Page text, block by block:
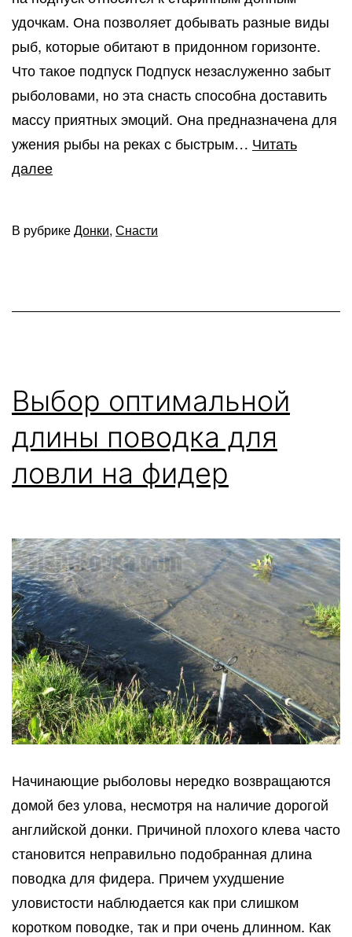
удочкам. Она позволяет добывать разные виды
рыб, которые обитают в придонном горизонте.
Что такое подпуск Подпуск незаслуженно забыт
рыболовами, но эта снасть способна доставить
массу приятных эмоций. Она предназначена для
ужения рыбы на реках с быстрым… Читать
далееЛовля
подпуск
В рубрикеДонки, Снасти
Выбор оптимальной
длины поводка для
ловли на фидер
Начинающие рыболовы нередко возвращаются
домой без улова, несмотря на наличие дорогой
английской донки. Причиной плохого клева часто
становится неправильно подобранная длина
поводка для фидера. Причем ухудшение
уловистости наблюдается как при слишком
коротком поводке, так и при очень длинном. Как